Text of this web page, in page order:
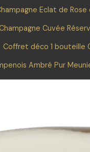
Eclat de
Cuvée
Coffret déco 1 bouteille
Ambré Pur